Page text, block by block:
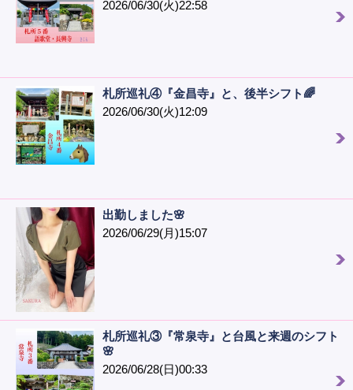
2026/06/30(火)22:58
札所巡礼④『金昌寺』と、後半シフト🌈
2026/06/30(火)12:09
出勤しました🌸
2026/06/29(月)15:07
札所巡礼③『常泉寺』と台風と来週のシフト
🌸
2026/06/28(日)00:33